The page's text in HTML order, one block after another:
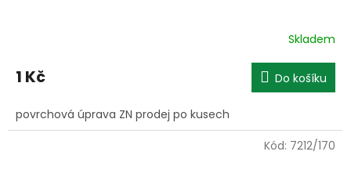
Skladem
1 Kč Do košíku
povrchová úprava ZN prodej po kusech
Kód: 7212/170